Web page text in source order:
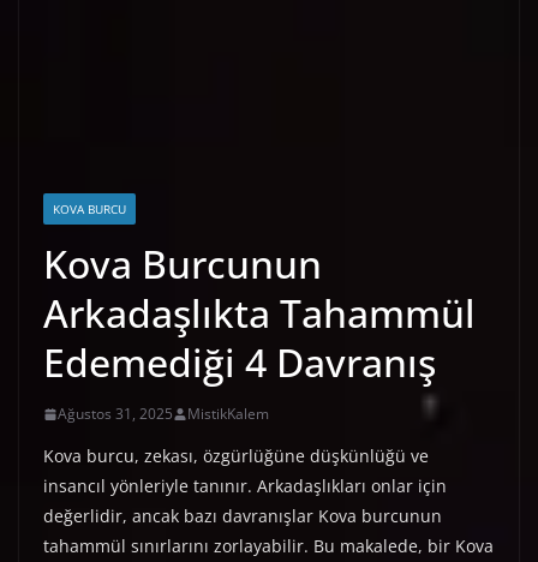
KOVA BURCU
Kova Burcunun
Arkadaşlıkta Tahammül
Edemediği 4 Davranış
Ağustos 31, 2025 MistikKalem
Kova burcu, zekası, özgürlüğüne düşkünlüğü ve
insancıl yönleriyle tanınır. Arkadaşlıkları onlar için
değerlidir, ancak bazı davranışlar Kova burcunun
tahammül sınırlarını zorlayabilir. Bu makalede, bir Kova